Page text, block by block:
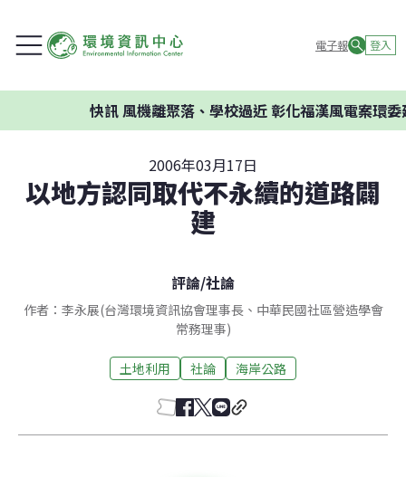
電子報 登入
快訊風機離聚落、學校過近 彰化福漢風電案環委建
2006年03月17日
以地方認同取代不永續的道路闢
建
評論/社論
作者：李永展(台灣環境資訊協會理事長、中華民國社區營造學會
常務理事)
土地利用 社論 海岸公路